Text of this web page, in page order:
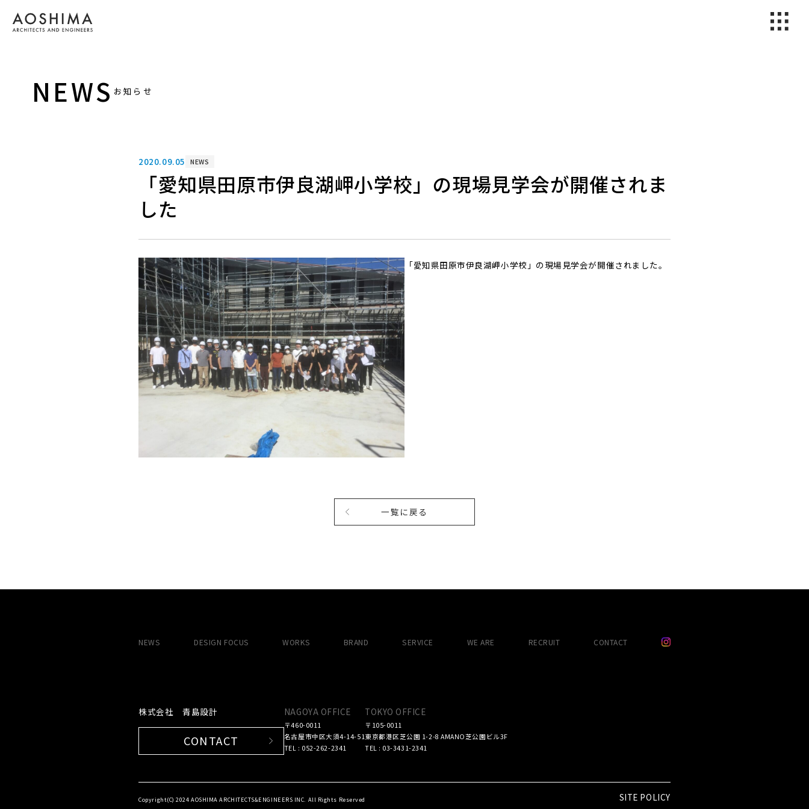
NEWS お知らせ
2020.09.05 NEWS
「愛知県田原市伊良湖岬小学校」の現場見学会が開催されま
した
「愛知県田原市伊良湖岬小学校」の現場見学会が開催されました。
一覧に戻る
NEWS DESIGN FOCUS WORKS BRAND SERVICE WE ARE RECRUIT CONTACT
株式会社 青島設計
CONTACT
NAGOYA OFFICE
〒460-0011
名古屋市中区大須4-14-51
TEL : 052-262-2341
TOKYO OFFICE
〒105-0011
東京都港区芝公園 1-2-8 AMANO芝公園ビル3F
TEL : 03-3431-2341
Copyright(C) 2024 AOSHIMA ARCHITECTS&ENGINEERS INC. All Rights Reserved SITE POLICY